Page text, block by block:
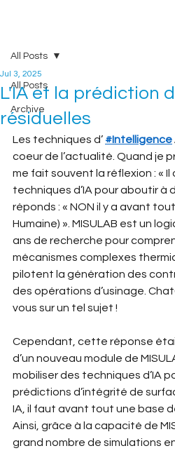
All Posts
Archive
All Posts
L'IA et la prédiction
résiduelles
Jul 3, 2025
Les techniques d’ #Intelligence
coeur de l’actualité. Quand je
me fait souvent la réflexion : «
techniques d’IA pour aboutir à
réponds : « NON il y a avant
Humaine) ». MISULAB est un
ans de recherche pour
mécanismes complexes
pilotent la génération des
des opérations d’usinage.
vous sur un tel sujet !
Cependant, cette réponse était
d’un nouveau module de
mobiliser des techniques d’IA
prédictions d’intégrité de
IA, il faut avant tout une base
Ainsi, grâce à la capacité de
grand nombre de simulations